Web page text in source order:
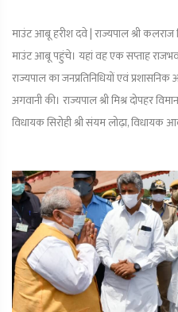
माउंट आबू हरीश दवे | राज्यपाल श्री कलराज
माउंट आबू पहुंचे। यहां वह एक सप्ताह
राज्यपाल का जनप्रतिनिधियों एवं
अगवानी की। राज्यपाल श्री मिश्र दोपहर
विधायक सिरोही श्री संयम लोढ़ा, विधायक